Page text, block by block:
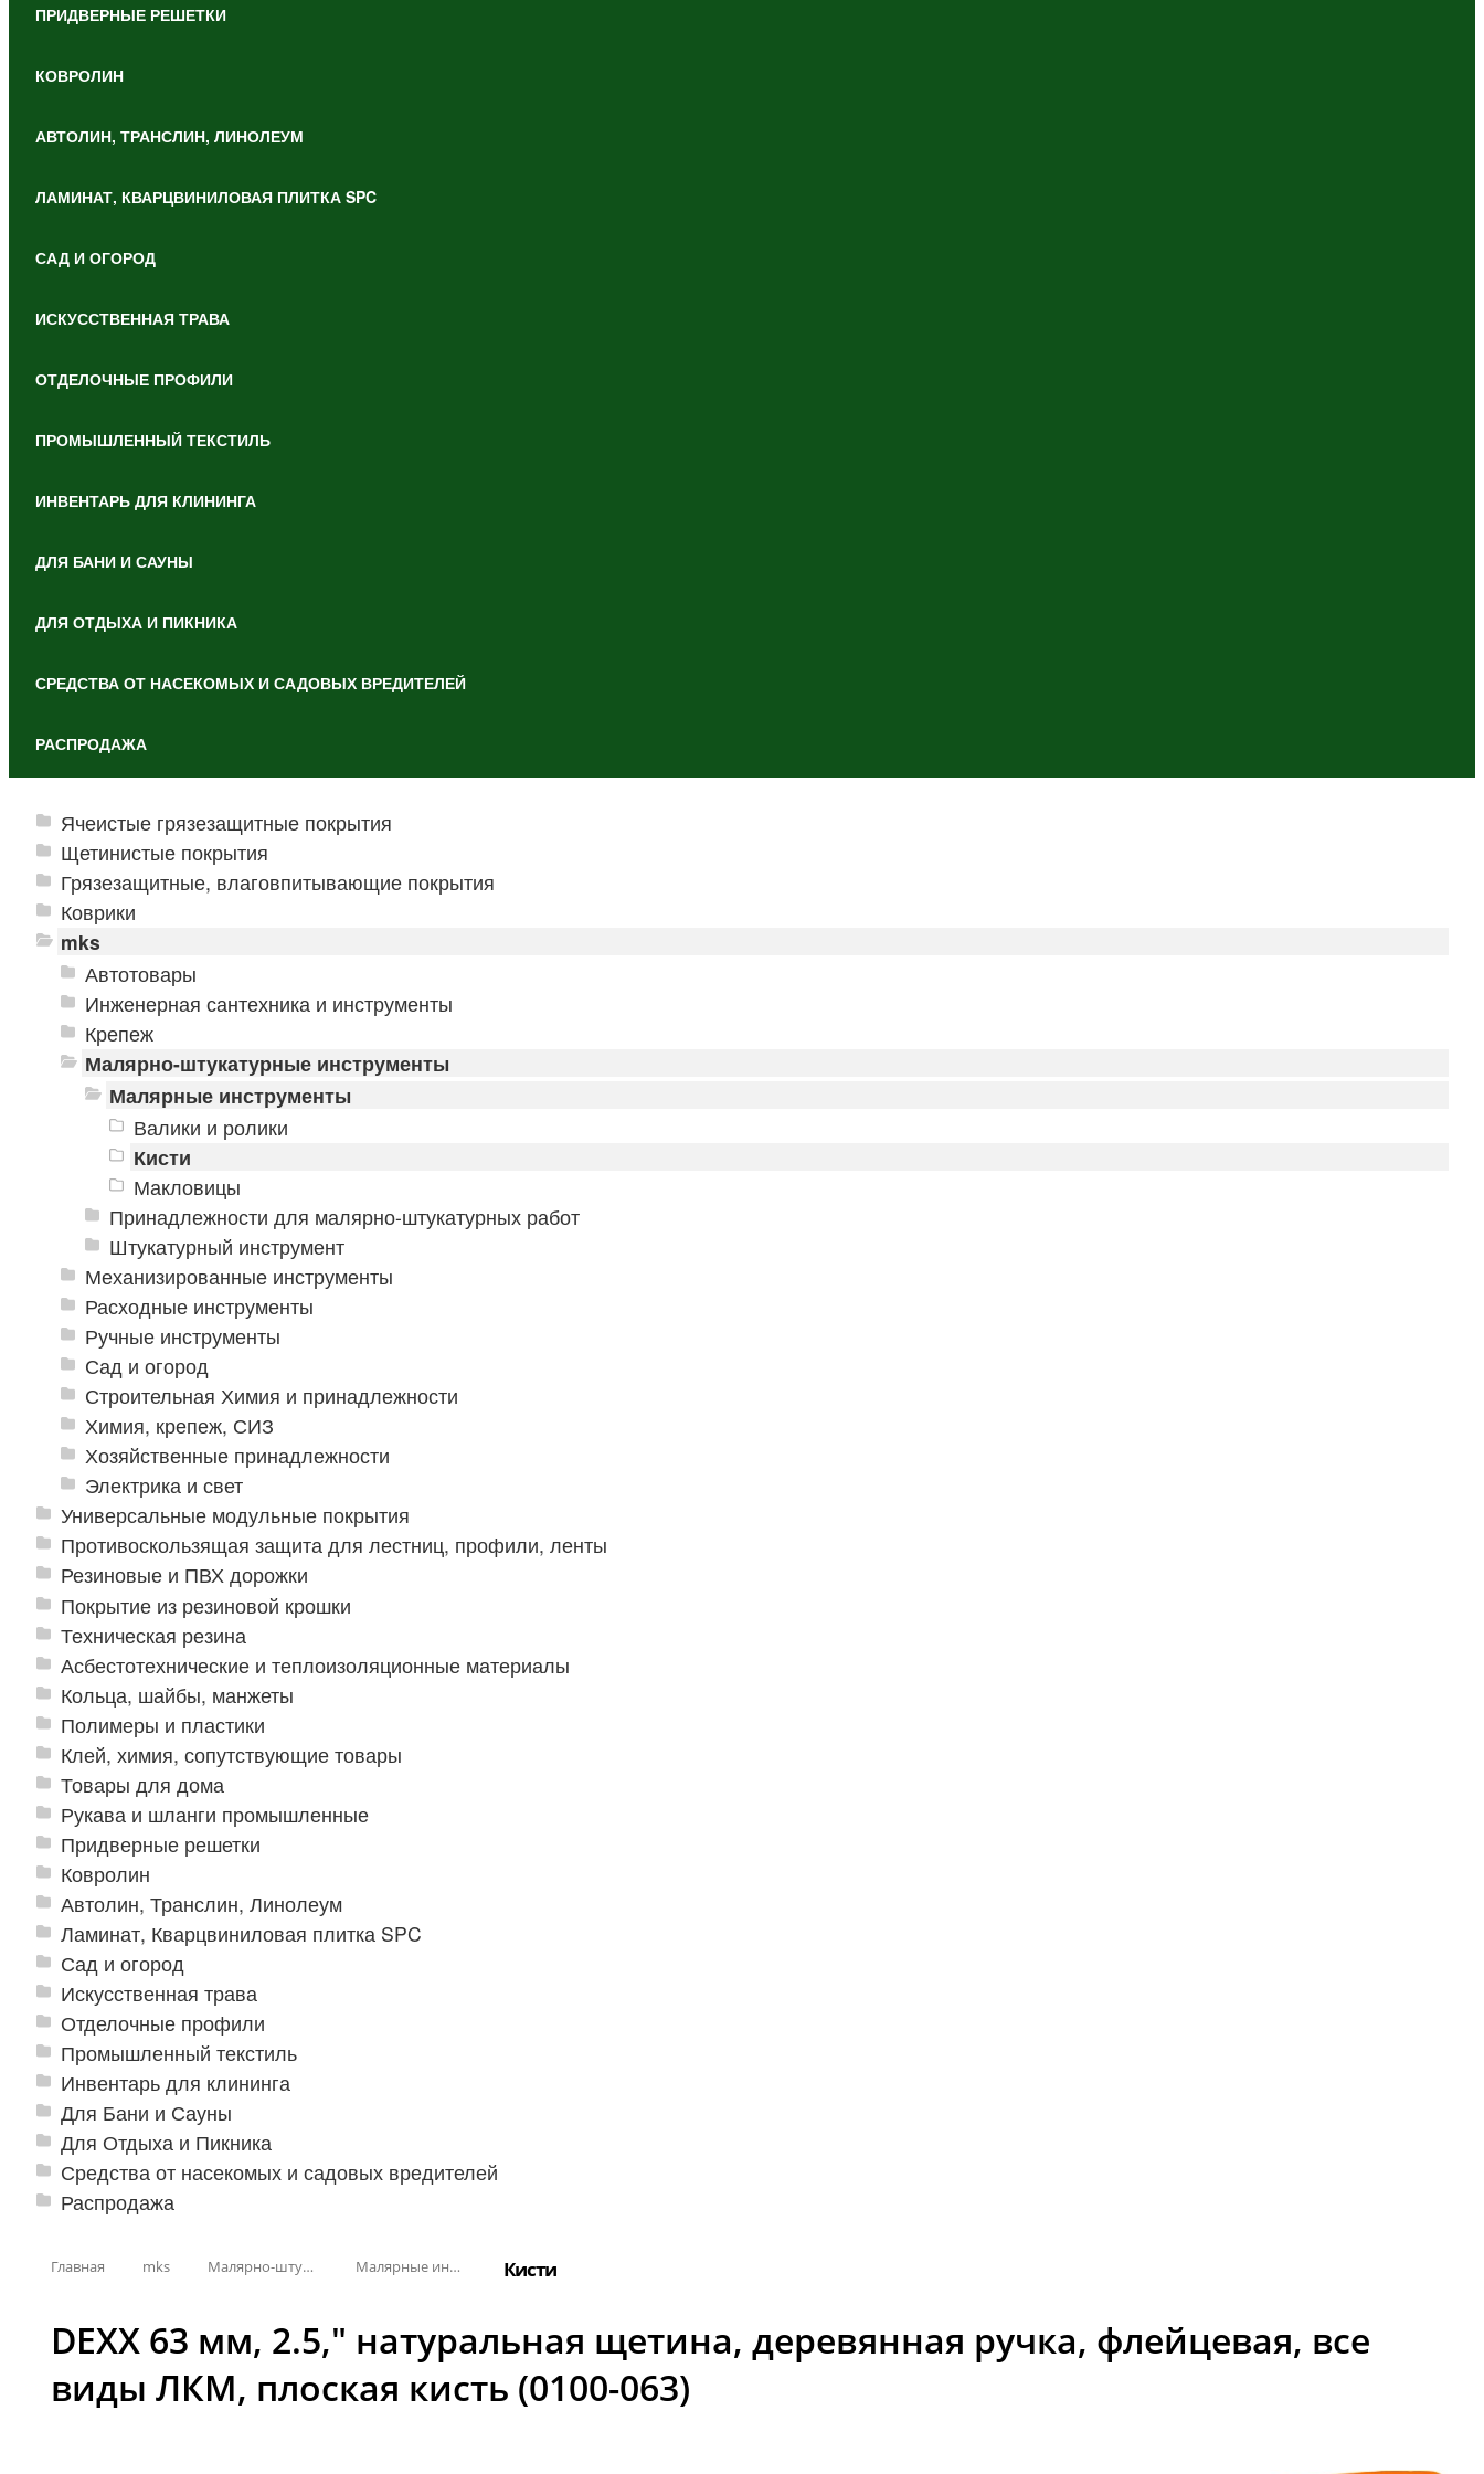
ПРИДВЕРНЫЕ РЕШЕТКИ
КОВРОЛИН
АВТОЛИН, ТРАНСЛИН, ЛИНОЛЕУМ
ЛАМИНАТ, КВАРЦВИНИЛОВАЯ ПЛИТКА SPC
САД И ОГОРОД
ИСКУССТВЕННАЯ ТРАВА
ОТДЕЛОЧНЫЕ ПРОФИЛИ
ПРОМЫШЛЕННЫЙ ТЕКСТИЛЬ
ИНВЕНТАРЬ ДЛЯ КЛИНИНГА
ДЛЯ БАНИ И САУНЫ
ДЛЯ ОТДЫХА И ПИКНИКА
СРЕДСТВА ОТ НАСЕКОМЫХ И САДОВЫХ ВРЕДИТЕЛЕЙ
РАСПРОДАЖА
Ячеистые грязезащитные покрытия
Щетинистые покрытия
Грязезащитные, влаговпитывающие покрытия
Коврики
mks
Автотовары
Инженерная сантехника и инструменты
Крепеж
Малярно-штукатурные инструменты
Малярные инструменты
Валики и ролики
Кисти
Макловицы
Принадлежности для малярно-штукатурных работ
Штукатурный инструмент
Механизированные инструменты
Расходные инструменты
Ручные инструменты
Сад и огород
Строительная Химия и принадлежности
Химия, крепеж, СИЗ
Хозяйственные принадлежности
Электрика и свет
Универсальные модульные покрытия
Противоскользящая защита для лестниц, профили, ленты
Резиновые и ПВХ дорожки
Покрытие из резиновой крошки
Техническая резина
Асбестотехнические и теплоизоляционные материалы
Кольца, шайбы, манжеты
Полимеры и пластики
Клей, химия, сопутствующие товары
Товары для дома
Рукава и шланги промышленные
Придверные решетки
Ковролин
Автолин, Транслин, Линолеум
Ламинат, Кварцвиниловая плитка SPC
Сад и огород
Искусственная трава
Отделочные профили
Промышленный текстиль
Инвентарь для клининга
Для Бани и Сауны
Для Отдыха и Пикника
Средства от насекомых и садовых вредителей
Распродажа
Главная mks Малярно-штукатурные инструменты Малярные инструменты Кисти
DEXX 63 мм, 2.5,″ натуральная щетина, деревянная ручка, флейцевая, все
виды ЛКМ, плоская кисть (0100-063)